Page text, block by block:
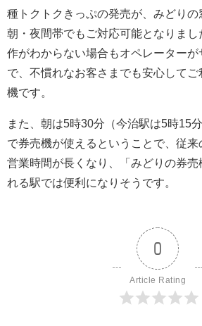
種トクトクきっぷの発売が、みどり
朝・夜間帯でもご対応可能となりま
作がわからない場合もオペレーター
で、不慣れなお客さまでも安心して
機です。
また、朝は5時30分（今治駅は5時15
で券売機が使えるということで、従来
営業時間が長くなり、「みどりの券売
れる駅では便利になりそうです。
0
Article Rating